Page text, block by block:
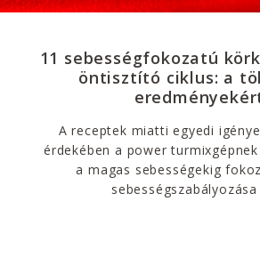
11 sebességfokozatú
öntisztító ciklus: a
A receptek miatti egyedi
érdekében a power
a magas sebességekig
sebességszabályozása